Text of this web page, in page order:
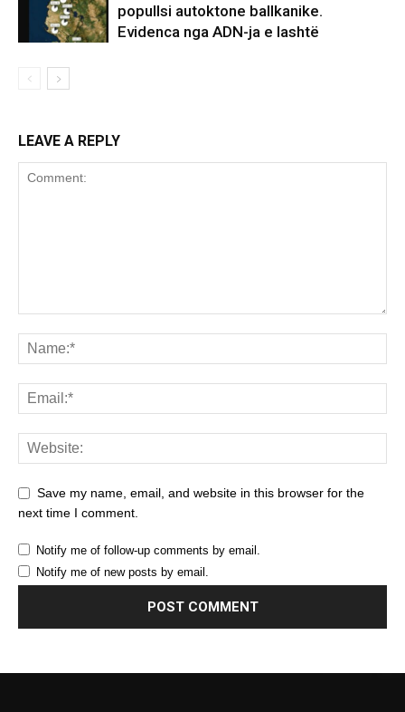
popullsi autoktone ballkanike.
Evidenca nga ADN-ja e lashtë
LEAVE A REPLY
Save my name, email, and website in this browser for the
next time I comment.
Notify me of follow-up comments by email.
Notify me of new posts by email.